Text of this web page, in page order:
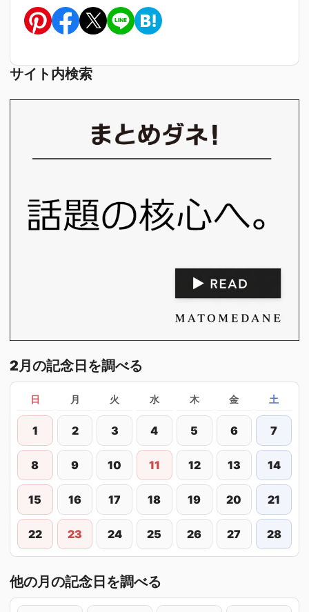
サイト内検索
2月の記念日を調べる
日 月 火 水 木 金 土
1 2 3 4 5 6 7
8 9 10 11 12 13 14
15 16 17 18 19 20 21
22 23 24 25 26 27 28
他の月の記念日を調べる